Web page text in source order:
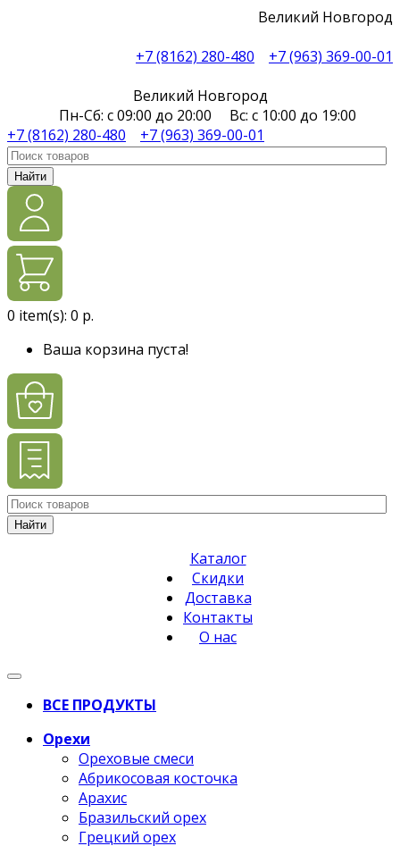
Великий Новгород
+7 (8162) 280-480
+7 (963) 369-00-01
Великий Новгород
Пн-Сб: с 09:00 до 20:00 Вс: с 10:00 до 19:00
+7 (8162) 280-480
+7 (963) 369-00-01
Найти
0 item(s): 0 р.
Ваша корзина пуста!
Найти
Каталог
Скидки
Доставка
Контакты
О нас
ВСЕ ПРОДУКТЫ
Орехи
Ореховые смеси
Абрикосовая косточка
Арахис
Бразильский орех
Грецкий орех